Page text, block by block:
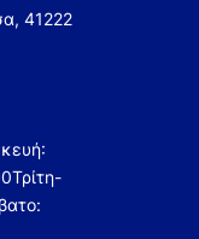
41222
Τρίτη-